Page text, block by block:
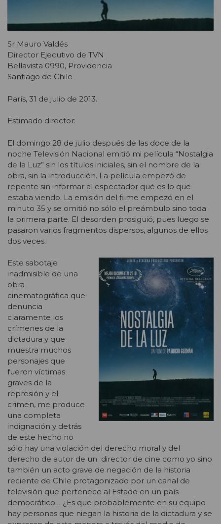
Sr Mauro Valdés
Director Ejecutivo de TVN
Bellavista 0990, Providencia
Santiago de Chile
París, 31 de julio de 2013.
Estimado director:
El domingo 28 de julio después de las doce de la
noche Televisión Nacional emitió mi película “Nostalgia
de la Luz” sin los títulos iniciales, sin el nombre de la
obra, sin la introducción. La película empezó de
repente sin informar al espectador qué es lo que
estaba viendo. La emisión del filme empezó en el
minuto 35 y se omitió no sólo el preámbulo sino toda
la primera parte. El desorden prosiguió, pues luego se
pasaron varios fragmentos dispersos, algunos de ellos
dos veces.
Este sabotaje
inadmisible de una
obra
cinematográfica que
denuncia
claramente los
crímenes de la
dictadura y que
muestra muchos
personajes que
fueron víctimas
graves de la
represión y el
crimen, me produce
una completa
indignación y detrás
de este hecho no
sólo hay una violación del derecho moral y del
derecho de autor de un director de cine como yo sino
también un acto grave de negación de la historia
reciente de Chile protagonizado por un canal de
televisión que pertenece al Estado en un país
democrático… ¿Es que probablemente en su equipo
hay personas que niegan la historia de la dictadura y se